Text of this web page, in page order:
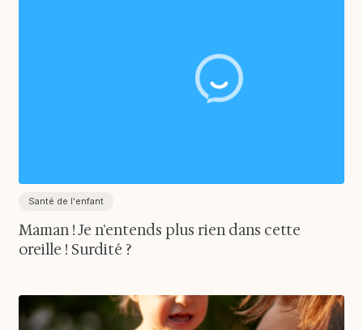
Santé de l'enfant
Maman ! Je n'entends plus rien dans cette
oreille ! Surdité ?